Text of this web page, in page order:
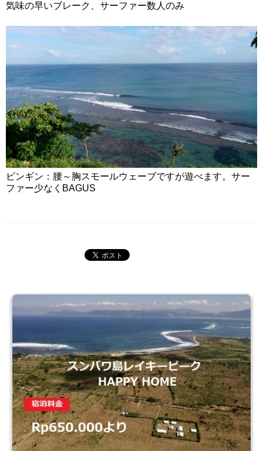
気味の早いブレーク、サーファー数人のみ
ビンギン：腰～胸スモールウェーブですが遊べます。サー
ファー少なくBAGUS